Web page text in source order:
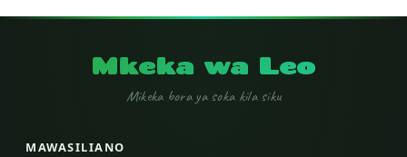
Mkeka wa Leo
Mikeka bora ya soka kila siku
MAWASILIANO